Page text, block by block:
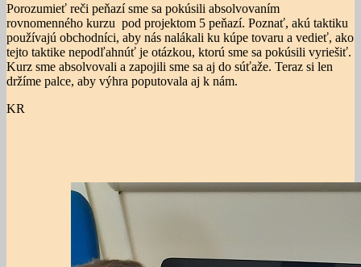
Porozumieť reči peňazí sme sa pokúsili absolvovaním
rovnomenného kurzu pod projektom 5 peňazí. Poznať, akú taktiku
používajú obchodníci, aby nás nalákali ku kúpe tovaru a vedieť, ako
tejto taktike nepodľahnúť je otázkou, ktorú sme sa pokúsili vyriešiť.
Kurz sme absolvovali a zapojili sme sa aj do súťaže. Teraz si len
držíme palce, aby výhra poputovala aj k nám.
KR